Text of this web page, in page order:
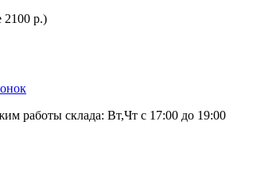
2100 р.)
работы склада: Вт,Чт с 17:00 до 19:00